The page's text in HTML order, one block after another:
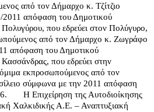
από τον Δήμαρχο κ. Τζίτζιο
απόφαση του Δημοτικού
που εδρεύει στον Πολύγυρο,
από τον Δήμαρχο κ. Ζωγράφο
απόφαση του Δημοτικού
που εδρεύει στην
εκπροσωπούμενος από τον
σύμφωνα με την 2011 απόφαση
6.
Η Επιχείρηση της Αυτοδιοίκησης
Χαλκιδικής Α.Ε. – Αναπτυξιακή